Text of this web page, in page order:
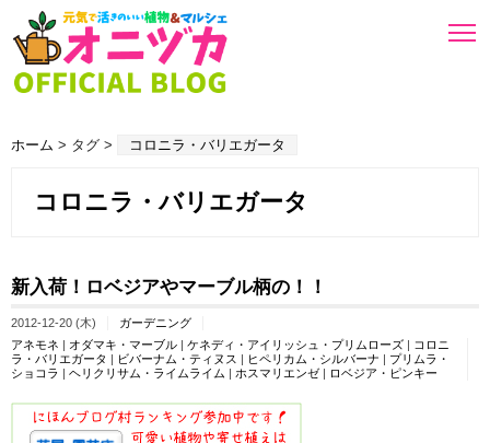
ホーム > タグ > コロニラ・バリエガータ
コロニラ・バリエガータ
新入荷！ロベジアやマーブル柄の！！
2012-12-20 (木)
ガーデニング
アネモネ | オダマキ・マーブル | ケネディ・アイリッシュ・プリムローズ | コロニ
ラ・バリエガータ | ビバーナム・ティヌス | ヒペリカム・シルバーナ | プリムラ・
ショコラ | ヘリクリサム・ライムライム | ホスマリエンゼ | ロベジア・ピンキー